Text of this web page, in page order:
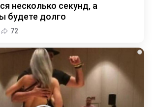
несколько секунд, а
будете долго
72
i